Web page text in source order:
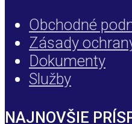
Obchodné
Zásady
Dokumenty
Služby
NAJNOVŠIE